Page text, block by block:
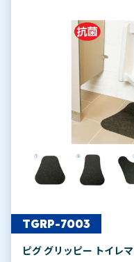
TGRP-7003
ピグ グリッピー トイレ